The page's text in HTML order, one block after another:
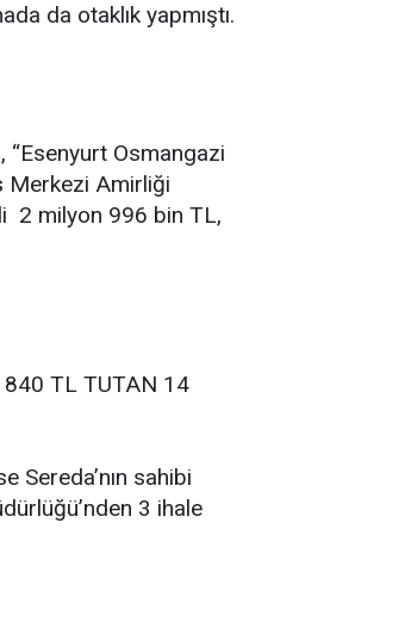
da otaklık yapmıştı.
“Esenyurt Osmangazi
Merkezi Amirliği
2 milyon 996 bin TL,
840 TL TUTAN 14
Sereda’nın sahibi
3 ihale